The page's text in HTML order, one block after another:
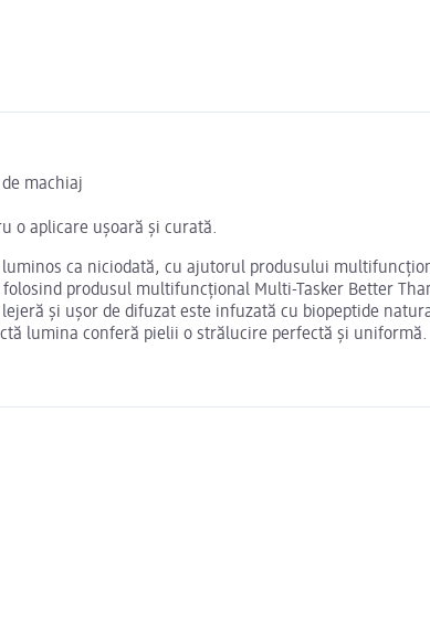
machiaj
o aplicare ușoară și curată.
ca niciodată, cu ajutorul produsului
produsul multifuncțional Multi-Tasker Better
și ușor de difuzat este infuzată cu biopeptide
lumina conferă pielii o strălucire perfectă și uniformă.